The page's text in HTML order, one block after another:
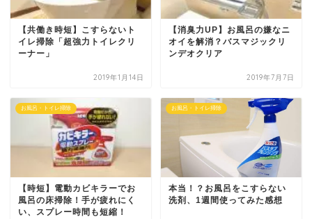
【共働き時短】こすらないト
イレ掃除「超強力トイレクリ
ーナー」
2019年1月14日
【消臭力UP】お風呂の嫌なニ
オイを解消？バスマジックリ
ンデオクリア
2019年7月7日
お風呂・トイレ掃除
【時短】電動カビキラーでお
風呂の床掃除！手が疲れにく
い、スプレー時間も短縮！
お風呂・トイレ掃除
本当！？お風呂をこすらない
洗剤、1週間使ってみた感想